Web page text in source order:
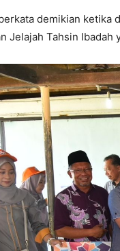
demikian ketika
Jelajah Tahsin